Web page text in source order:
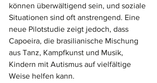
können überwältigend sein, und soziale
Situationen sind oft anstrengend. Eine
neue Pilotstudie zeigt jedoch, dass
Capoeira, die brasilianische Mischung
aus Tanz, Kampfkunst und Musik,
Kindern mit Autismus auf vielfältige
Weise helfen kann.